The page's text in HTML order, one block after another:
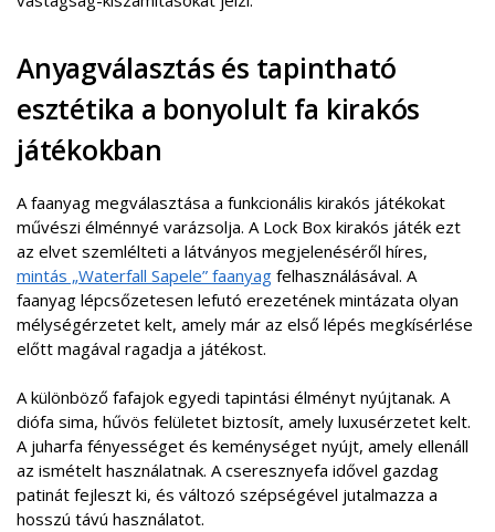
Anyagválasztás és tapintható
esztétika a bonyolult fa kirakós
játékokban
A faanyag megválasztása a funkcionális kirakós játékokat
művészi élménnyé varázsolja. A Lock Box kirakós játék ezt
az elvet szemlélteti a látványos megjelenéséről híres,
mintás „Waterfall Sapele” faanyag felhasználásával. A
faanyag lépcsőzetesen lefutó erezetének mintázata olyan
mélységérzetet kelt, amely már az első lépés megkísérlése
előtt magával ragadja a játékost.
A különböző fafajok egyedi tapintási élményt nyújtanak. A
diófa sima, hűvös felületet biztosít, amely luxusérzetet kelt.
A juharfa fényességet és keménységet nyújt, amely ellenáll
az ismételt használatnak. A cseresznyefa idővel gazdag
patinát fejleszt ki, és változó szépségével jutalmazza a
hosszú távú használatot.